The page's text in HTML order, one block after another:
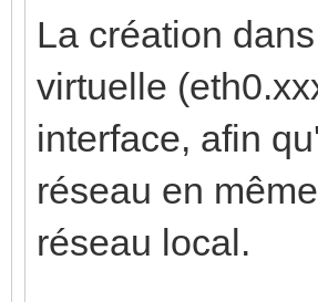
La création
virtuelle
interface, afin
réseau en
réseau local.